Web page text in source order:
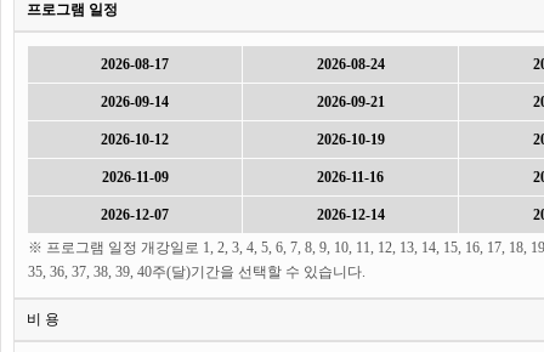
프로그램 일정
2026-08-17 2026-08-24
2026-09-14 2026-09-21
2026-10-12 2026-10-19
2026-11-09 2026-11-16
2026-12-07 2026-12-14
※ 프로그램 일정 개강일로 1, 2, 3, 4, 5, 6, 7, 8, 9, 10, 11, 12, 13, 14, 15, 16, 17, 18,
35, 36, 37, 38, 39, 40주(달)기간을 선택할 수 있습니다.
비 용